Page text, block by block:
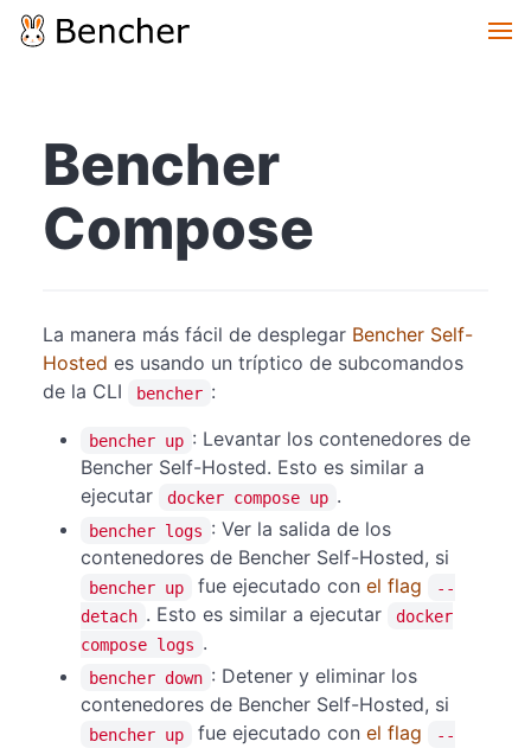
Bencher
Compose
La manera más fácil de desplegar Bencher Self-
Hosted es usando un tríptico de subcomandos
de la CLI
bencher :
bencher up : Levantar los contenedores de
Bencher Self-Hosted. Esto es similar a
ejecutar
docker compose up .
bencher logs : Ver la salida de los
contenedores de Bencher Self-Hosted, si
bencher up fue ejecutado con el flag
--
detach . Esto es similar a ejecutar
docker
compose logs .
bencher down : Detener y eliminar los
contenedores de Bencher Self-Hosted, si
bencher up fue ejecutado con el flag
--